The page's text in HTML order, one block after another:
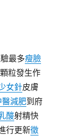
最多瘦臉
粒發生作
女針皮膚
醫減肥到府
酸射精快
行更新徵